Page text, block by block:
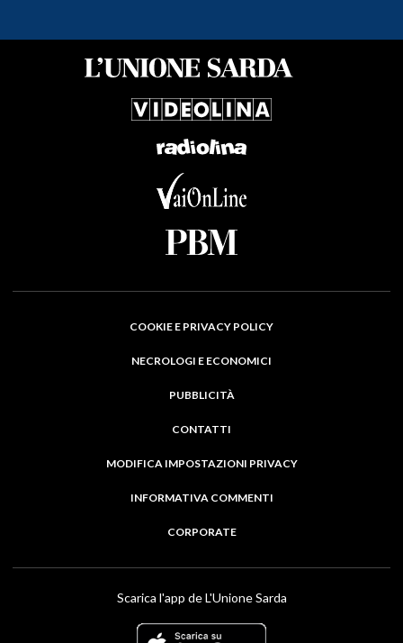
COOKIE E PRIVACY POLICY
NECROLOGI E ECONOMICI
PUBBLICITÀ
CONTATTI
MODIFICA IMPOSTAZIONI PRIVACY
INFORMATIVA COMMENTI
CORPORATE
Scarica l'app de L'Unione Sarda